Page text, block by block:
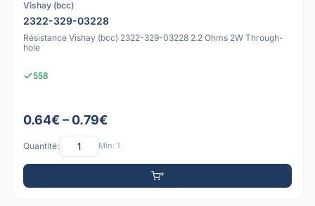
Vishay (bcc)
2322-329-03228
Résistance Vishay (bcc) 2322-329-03228 2.2 Ohms 2W Through-
hole
558
0.64€ – 0.79€
Quantité: Min: 1